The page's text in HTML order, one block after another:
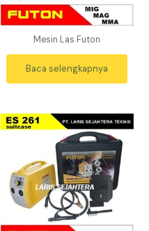
Mesin Las Futon
Baca selengkapnya